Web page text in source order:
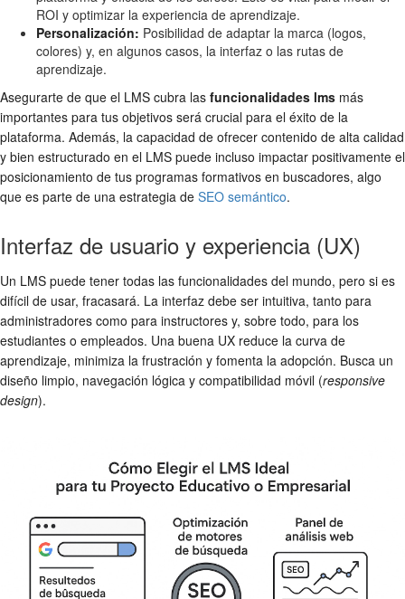
ROI y optimizar la experiencia de aprendizaje.
Personalización: Posibilidad de adaptar la marca (logos,
colores) y, en algunos casos, la interfaz o las rutas de
aprendizaje.
Asegurarte de que el LMS cubra las funcionalidades lms más
importantes para tus objetivos será crucial para el éxito de la
plataforma. Además, la capacidad de ofrecer contenido de alta calidad
y bien estructurado en el LMS puede incluso impactar positivamente el
posicionamiento de tus programas formativos en buscadores, algo
que es parte de una estrategia de SEO semántico.
Interfaz de usuario y experiencia (UX)
Un LMS puede tener todas las funcionalidades del mundo, pero si es
difícil de usar, fracasará. La interfaz debe ser intuitiva, tanto para
administradores como para instructores y, sobre todo, para los
estudiantes o empleados. Una buena UX reduce la curva de
aprendizaje, minimiza la frustración y fomenta la adopción. Busca un
diseño limpio, navegación lógica y compatibilidad móvil (responsive
design).